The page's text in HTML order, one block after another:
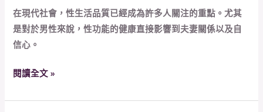
從
這
裏
始！
在現代社會，性生活品質已經成為許多人關注的重點。尤其
是對於男性來說，性功能的健康直接影響到夫妻關係以及自
信心。
亮
每
日
合
閱讀全文 »